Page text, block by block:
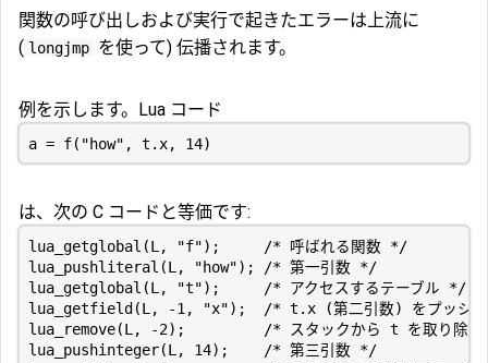
関数の呼び出しおよび実行で起きたエラーは上流に
( longjmp を使って) 伝播されます。
例を示します。Lua コード
は、次の C コードと等価です:
lua_getglobal(L, "f");     /* 呼ばれる関数 */
lua_pushliteral(L, "how"); /* 第一引数 */
lua_getglobal(L, "t");     /* アクセスするテーブル */
lua_getfield(L, -1, "x");  /* t.x (第二引数) をプッシ
lua_remove(L, -2);         /* スタックから t を取り除
lua_pushinteger(L, 14);    /* 第三引数 */